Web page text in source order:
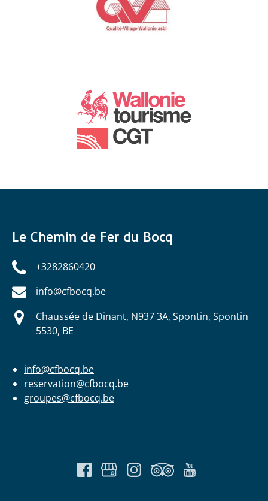
Le Chemin de Fer du Bocq
+3282860420
info@cfbocq.be
Chaussée de Dinant, N937 3A, Spontin, Spontin
5530, BE
info@cfbocq.be
reservation@cfbocq.be
groupes@cfbocq.be